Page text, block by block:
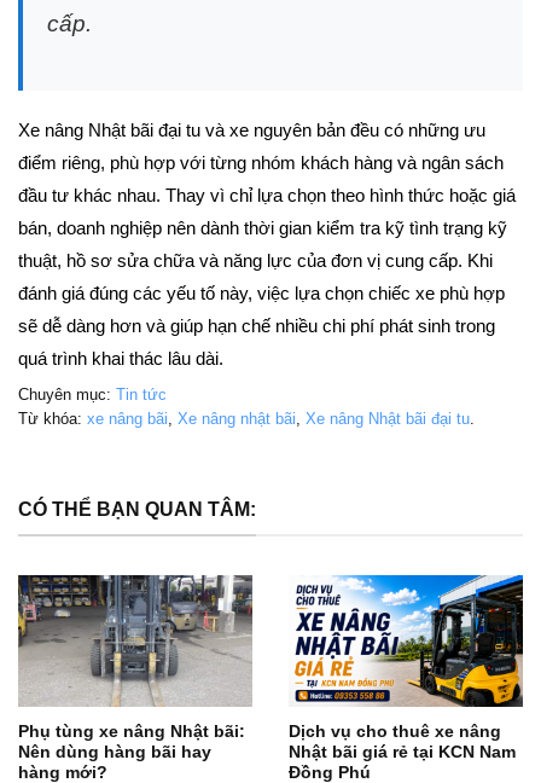
cấp.
Xe nâng Nhật bãi đại tu và xe nguyên bản đều có những ưu
điểm riêng, phù hợp với từng nhóm khách hàng và ngân sách
đầu tư khác nhau. Thay vì chỉ lựa chọn theo hình thức hoặc giá
bán, doanh nghiệp nên dành thời gian kiểm tra kỹ tình trạng kỹ
thuật, hồ sơ sửa chữa và năng lực của đơn vị cung cấp. Khi
đánh giá đúng các yếu tố này, việc lựa chọn chiếc xe phù hợp
sẽ dễ dàng hơn và giúp hạn chế nhiều chi phí phát sinh trong
quá trình khai thác lâu dài.
Chuyên mục: Tin tức
Từ khóa: xe nâng bãi, Xe nâng nhật bãi, Xe nâng Nhật bãi đại tu.
CÓ THỂ BẠN QUAN TÂM:
Phụ tùng xe nâng Nhật bãi:
Nên dùng hàng bãi hay
hàng mới?
Dịch vụ cho thuê xe nâng
Nhật bãi giá rẻ tại KCN Nam
Đồng Phú